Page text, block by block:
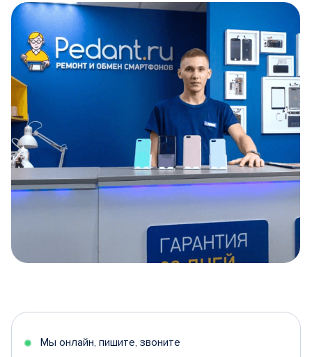
5
Мы онлайн, пишите, звоните